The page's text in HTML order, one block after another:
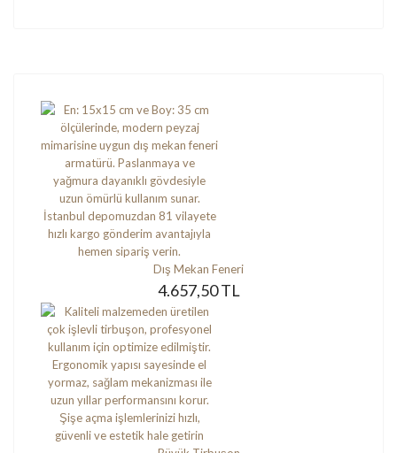
Dış Mekan Feneri
4.657,50 TL